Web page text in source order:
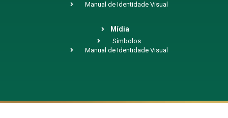
Manual de Identidade Visual
Mídia
Símbolos
Manual de Identidade Visual